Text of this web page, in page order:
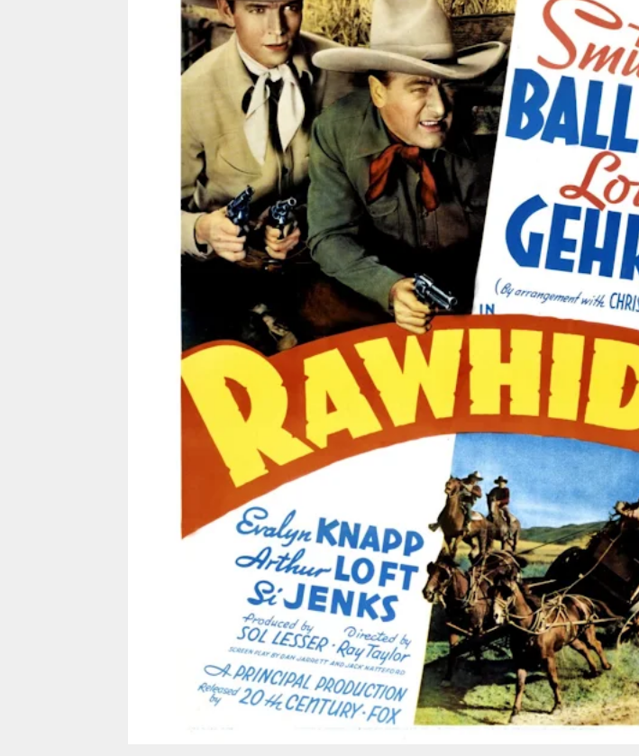
Intérprete
Irene Dunne
Director
Mikhail
Kalatozov